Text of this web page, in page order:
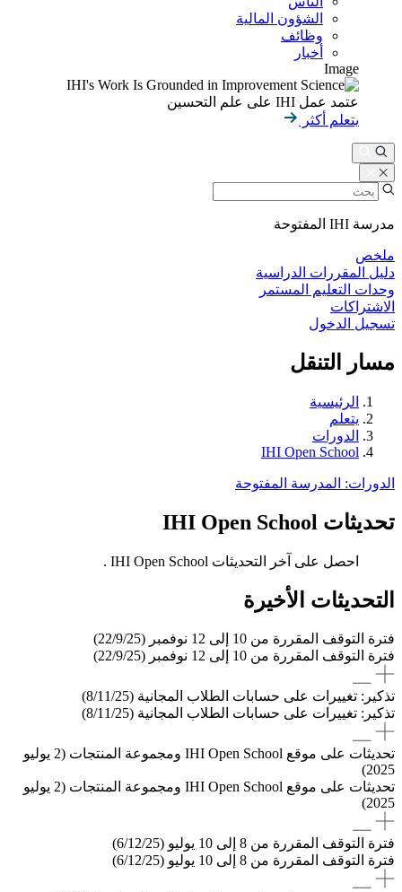
الشؤون المالية
وظائف
أخبار
Image
عتمد عمل IHI على علم التحسين
يتعلم أكثر
مدرسة IHI المفتوحة
ملخص
دليل المقررات الدراسية
وحدات التعليم المستمر
الاشتراكات
تسجيل الدخول
مسار التنقل
الرئيسية
يتعلم
الدورات
IHI Open School
الدورات: المدرسة المفتوحة
تحديثات IHI Open School
احصل على آخر التحديثات IHI Open School .
التحديثات الأخيرة
فترة التوقف المقررة من 10 إلى 12 نوفمبر (22/9/25)
فترة التوقف المقررة من 10 إلى 12 نوفمبر (22/9/25)
تذكير: تغييرات على حسابات الطلاب المجانية (8/11/25)
تذكير: تغييرات على حسابات الطلاب المجانية (8/11/25)
تحديثات على موقع IHI Open School ومجموعة المنتجات (2 يوليو
2025)
تحديثات على موقع IHI Open School ومجموعة المنتجات (2 يوليو
2025)
فترة التوقف المقررة من 8 إلى 10 يوليو (6/12/25)
فترة التوقف المقررة من 8 إلى 10 يوليو (6/12/25)